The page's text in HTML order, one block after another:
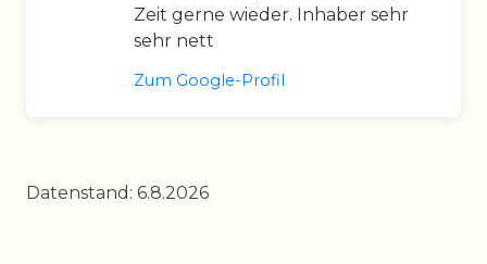
Zeit gerne wieder. Inhaber sehr
sehr nett
Zum Google-Profil
Datenstand: 6.8.2026